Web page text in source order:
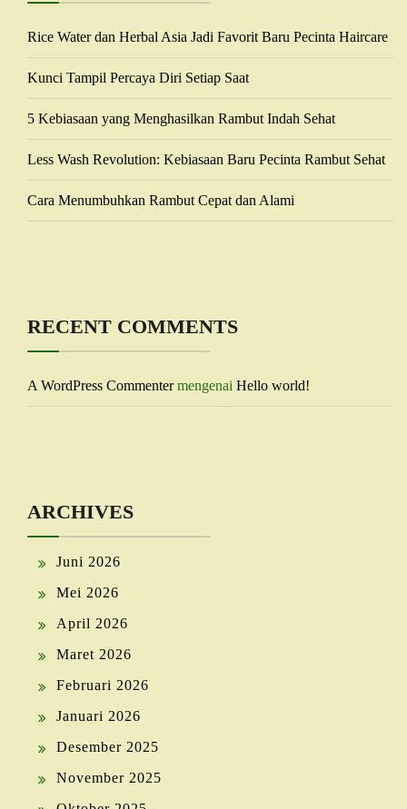
Rice Water dan Herbal Asia Jadi Favorit Baru Pecinta Haircare
Kunci Tampil Percaya Diri Setiap Saat
5 Kebiasaan yang Menghasilkan Rambut Indah Sehat
Less Wash Revolution: Kebiasaan Baru Pecinta Rambut Sehat
Cara Menumbuhkan Rambut Cepat dan Alami
RECENT COMMENTS
A WordPress Commentermengenai Hello world!
ARCHIVES
Juni 2026
Mei 2026
April 2026
Maret 2026
Februari 2026
Januari 2026
Desember 2025
November 2025